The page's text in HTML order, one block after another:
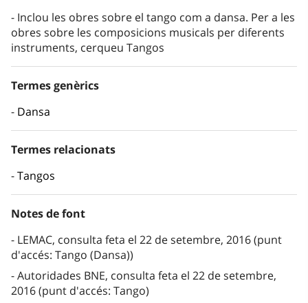
Inclou les obres sobre el tango com a dansa. Per a les
obres sobre les composicions musicals per diferents
instruments, cerqueu Tangos
Termes genèrics
Dansa
Termes relacionats
Tangos
Notes de font
LEMAC, consulta feta el 22 de setembre, 2016 (punt
d'accés: Tango (Dansa))
Autoridades BNE, consulta feta el 22 de setembre,
2016 (punt d'accés: Tango)